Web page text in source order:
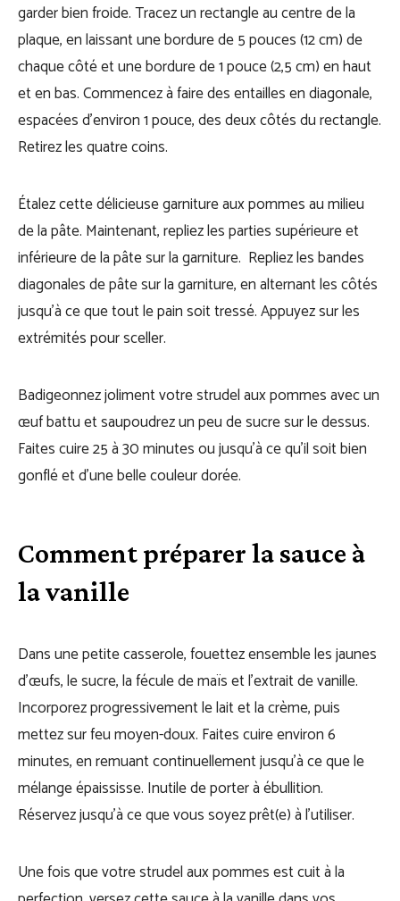
garder bien froide. Tracez un rectangle au centre de la
plaque, en laissant une bordure de 5 pouces (12 cm) de
chaque côté et une bordure de 1 pouce (2,5 cm) en haut
et en bas. Commencez à faire des entailles en diagonale,
espacées d’environ 1 pouce, des deux côtés du rectangle.
Retirez les quatre coins.
Étalez cette délicieuse garniture aux pommes au milieu
de la pâte. Maintenant, repliez les parties supérieure et
inférieure de la pâte sur la garniture. Repliez les bandes
diagonales de pâte sur la garniture, en alternant les côtés
jusqu’à ce que tout le pain soit tressé. Appuyez sur les
extrémités pour sceller.
Badigeonnez joliment votre strudel aux pommes avec un
œuf battu et saupoudrez un peu de sucre sur le dessus.
Faites cuire 25 à 30 minutes ou jusqu’à ce qu’il soit bien
gonflé et d’une belle couleur dorée.
Comment préparer la sauce à
la vanille
Dans une petite casserole, fouettez ensemble les jaunes
d’œufs, le sucre, la fécule de maïs et l’extrait de vanille.
Incorporez progressivement le lait et la crème, puis
mettez sur feu moyen-doux. Faites cuire environ 6
minutes, en remuant continuellement jusqu’à ce que le
mélange épaississe. Inutile de porter à ébullition.
Réservez jusqu’à ce que vous soyez prêt(e) à l’utiliser.
Une fois que votre strudel aux pommes est cuit à la